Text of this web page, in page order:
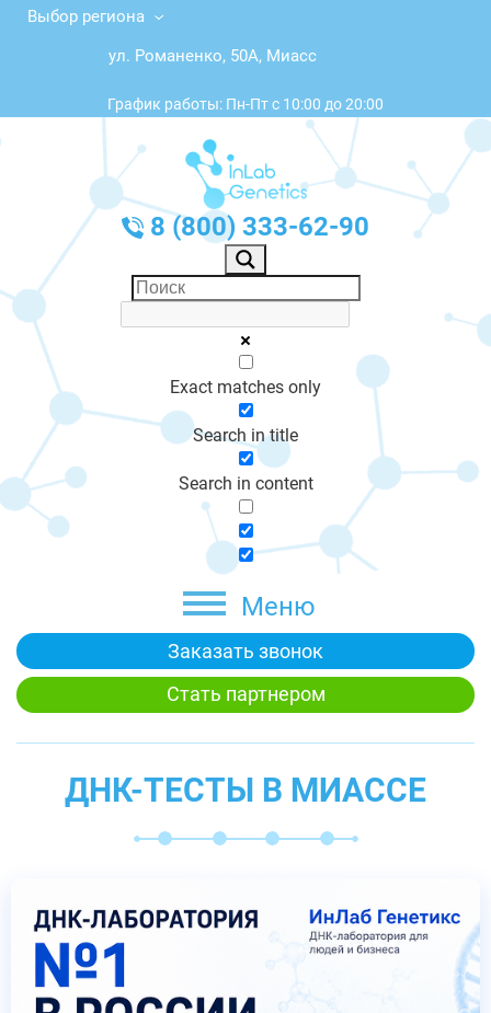
Выбор региона
ул. Романенко, 50А, Миасс
График работы: Пн-Пт с 10:00 до 20:00
8 (800) 333-62-90
Exact matches only
Search in title
Search in content
Меню
Заказать звонок
Стать партнером
ДНК-ТЕСТЫ В МИАССЕ